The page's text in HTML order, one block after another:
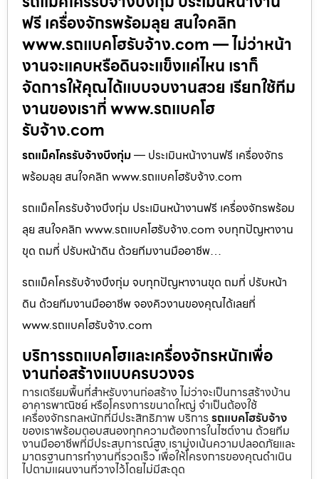
ฟรี เครื่องจักรพร้อมลุย สนใจคลิก
www.รถแบคโฮรับจ้าง.com — ไม่ว่าหน้า
งานจะแคบหรือดินจะแข็งแค่ไหน เราก็
จัดการให้คุณได้แบบจบงานสวย เรียกใช้ทีม
งานของเราที่ www.รถแบคโฮ
รับจ้าง.com
รถแม็คโครรับจ้างบึงกุ่ม— ประเมินหน้างานฟรี เครื่องจักร
พร้อมลุย สนใจคลิก www.รถแบคโฮรับจ้าง.com
รถแม็คโครรับจ้างบึงกุ่ม ประเมินหน้างานฟรี เครื่องจักรพร้อม
ลุย สนใจคลิก www.รถแบคโฮรับจ้าง.com จบทุกปัญหางาน
ขุด ถมที่ ปรับหน้าดิน ด้วยทีมงานมืออาชีพ…
รถแม็คโครรับจ้างบึงกุ่ม จบทุกปัญหางานขุด ถมที่ ปรับหน้า
ดิน ด้วยทีมงานมืออาชีพ จองคิวงานของคุณได้เลยที่
www.รถแบคโฮรับจ้าง.com
บริการรถแบคโฮและเครื่องจักรหนักเพื่อ
งานก่อสร้างแบบครบวงจร
การเตรียมพื้นที่สำหรับงานก่อสร้าง ไม่ว่าจะเป็นการสร้างบ้าน
อาคารพาณิชย์ หรือโครงการขนาดใหญ่ จำเป็นต้องใช้
เครื่องจักรกลหนักที่มีประสิทธิภาพ บริการ รถแบคโฮรับจ้าง
ของเราพร้อมตอบสนองทุกความต้องการในไซต์งาน ด้วยทีม
งานมืออาชีพที่มีประสบการณ์สูง เรามุ่งเน้นความปลอดภัยและ
มาตรฐานการทำงานที่รวดเร็ว เพื่อให้โครงการของคุณดำเนิน
ไปตามแผนงานที่วางไว้โดยไม่มีสะดุด